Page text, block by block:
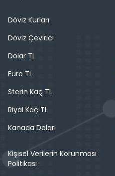
Döviz Kurları
Döviz Çevirici
Dolar TL
Euro TL
Sterin Kaç TL
Riyal Kaç TL
Kanada Doları
Kişisel Verilerin Korunması
Politikası